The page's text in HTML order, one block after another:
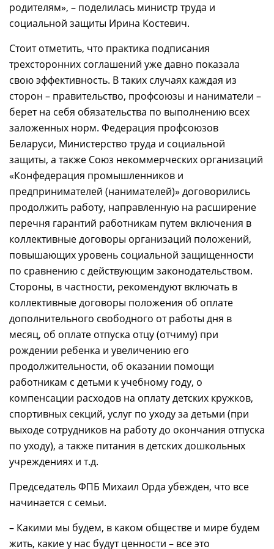
родителям», – поделилась министр труда и
социальной защиты Ирина Костевич.
Стоит отметить, что практика подписания
трехсторонних соглашений уже давно показала
свою эффективность. В таких случаях каждая из
сторон – правительство, профсоюзы и наниматели –
берет на себя обязательства по выполнению всех
заложенных норм. Федерация профсоюзов
Беларуси, Министерство труда и социальной
защиты, а также Союз некоммерческих организаций
«Конфедерация промышленников и
предпринимателей (нанимателей)» договорились
продолжить работу, направленную на расширение
перечня гарантий работникам путем включения в
коллективные договоры организаций положений,
повышающих уровень социальной защищенности
по сравнению с действующим законодательством.
Стороны, в частности, рекомендуют включать в
коллективные договоры положения об оплате
дополнительного свободного от работы дня в
месяц, об оплате отпуска отцу (отчиму) при
рождении ребенка и увеличению его
продолжительности, об оказании помощи
работникам с детьми к учебному году, о
компенсации расходов на оплату детских кружков,
спортивных секций, услуг по уходу за детьми (при
выходе сотрудников на работу до окончания отпуска
по уходу), а также питания в детских дошкольных
учреждениях и т.д.
Председатель ФПБ Михаил Орда убежден, что все
начинается с семьи.
– Какими мы будем, в каком обществе и мире будем
жить, какие у нас будут ценности – все это